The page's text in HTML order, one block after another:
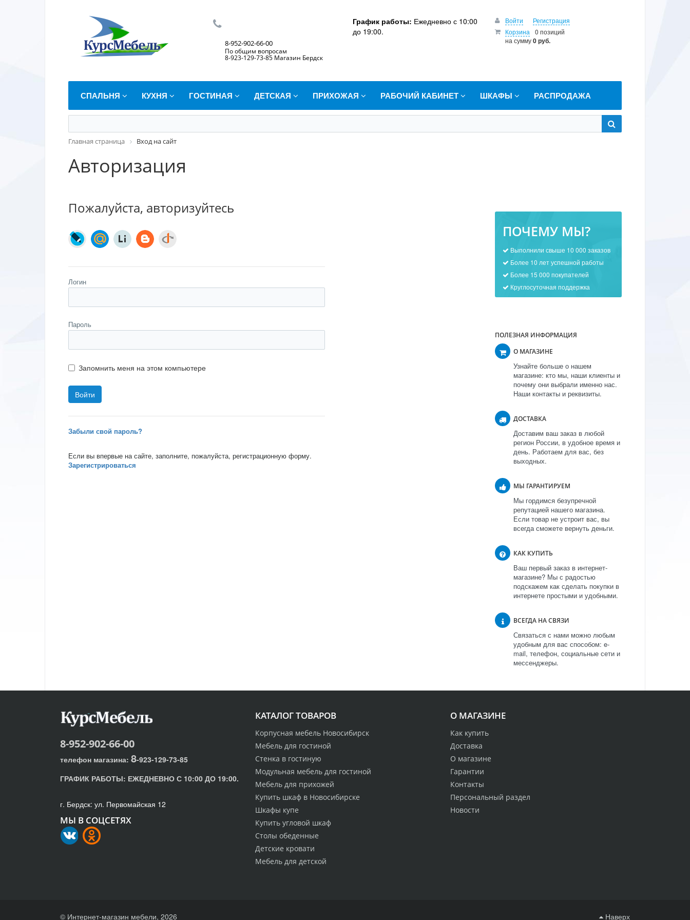
8-952-902-66-00
По общим вопросам
8-923-129-73-85 Магазин Бердск
График работы: Ежедневно с 10:00
до 19:00.
Войти
Регистрация
Корзина
0 позиций
на сумму0 руб.
СПАЛЬНЯ КУХНЯ ГОСТИНАЯ ДЕТСКАЯ ПРИХОЖАЯ РАБОЧИЙ КАБИНЕТ ШКАФЫ РАСПРОДАЖА
Главная страница Вход на сайт
Авторизация
Пожалуйста, авторизуйтесь
Логин
Пароль
Запомнить меня на этом компьютере
Забыли свой пароль?
Если вы впервые на сайте, заполните, пожалуйста, регистрационную форму.
Зарегистрироваться
ПОЧЕМУ МЫ?
Выполнили свыше 10 000 заказов
Более 10 лет успешной работы
Более 15 000 покупателей
Круглосуточная поддержка
ПОЛЕЗНАЯ ИНФОРМАЦИЯ
О МАГАЗИНЕ
Узнайте больше о нашем
магазине: кто мы, наши клиенты и
почему они выбрали именно нас.
Наши контакты и реквизиты.
ДОСТАВКА
Доставим ваш заказ в любой
регион России, в удобное время и
день. Работаем для вас, без
выходных.
МЫ ГАРАНТИРУЕМ
Мы гордимся безупречной
репутацией нашего магазина.
Если товар не устроит вас, вы
всегда сможете вернуть деньги.
КАК КУПИТЬ
Ваш первый заказ в интернет-
магазине? Мы с радостью
подскажем как сделать покупки в
интернете простыми и удобными.
ВСЕГДА НА СВЯЗИ
Связаться с нами можно любым
удобным для вас способом: e-
mail, телефон, социальные сети и
мессенджеры.
О МАГАЗИНЕ
Как купить
Доставка
О магазине
Гарантии
Контакты
Персональный раздел
Новости
КАТАЛОГ ТОВАРОВ
Корпусная мебель Новосибирск
Мебель для гостиной
Стенка в гостиную
Модульная мебель для гостиной
Мебель для прихожей
Купить шкаф в Новосибирске
Шкафы купе
Купить угловой шкаф
Столы обеденные
Детские кровати
Мебель для детской
8-952-902-66-00
телефон магазина: 8-923-129-73-85
ГРАФИК РАБОТЫ: ЕЖЕДНЕВНО С 10:00 ДО 19:00.
г. Бердск: ул. Первомайская 12
МЫ В СОЦСЕТЯХ
© Интернет-магазин мебели, 2026 Наверх